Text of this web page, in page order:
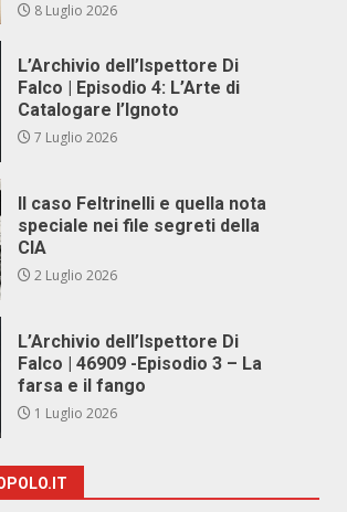
8 Luglio 2026
L’Archivio dell’Ispettore Di
Falco | Episodio 4: L’Arte di
Catalogare l’Ignoto
7 Luglio 2026
Il caso Feltrinelli e quella nota
speciale nei file segreti della
CIA
2 Luglio 2026
L’Archivio dell’Ispettore Di
Falco | 46909 -Episodio 3 – La
farsa e il fango
1 Luglio 2026